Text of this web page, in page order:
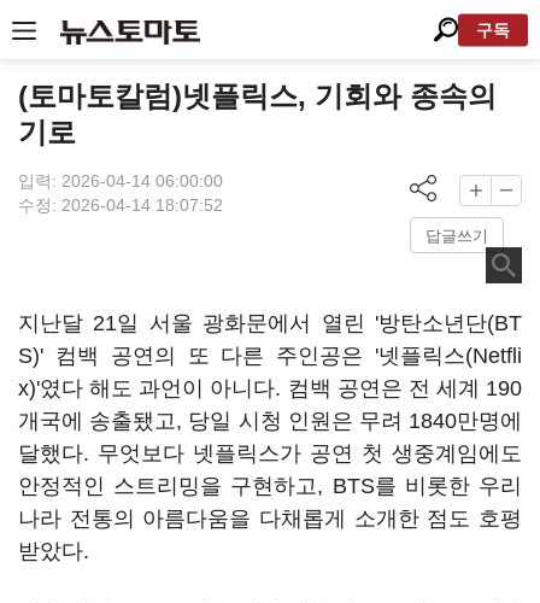
구독
(토마토칼럼)넷플릭스, 기회와 종속의
기로
입력: 2026-04-14 06:00:00
수정: 2026-04-14 18:07:52
답글쓰기
지난달 21일 서울 광화문에서 열린 '방탄소년단(BT
S)' 컴백 공연의 또 다른 주인공은 '넷플릭스(Netfli
x)'였다 해도 과언이 아니다. 컴백 공연은 전 세계 190
개국에 송출됐고, 당일 시청 인원은 무려 1840만명에
달했다. 무엇보다 넷플릭스가 공연 첫 생중계임에도
안정적인 스트리밍을 구현하고, BTS를 비롯한 우리
나라 전통의 아름다움을 다채롭게 소개한 점도 호평
받았다.